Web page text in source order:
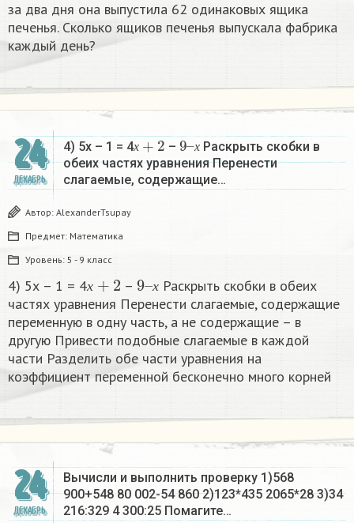
за два дня она выпустила 62 одинаковых ящика
печенья. Сколько ящиков печенья выпускала фабрика
каждый день?
24
ДЕКАБРЬ
4) 5х – 1 = 4х
х+2
– х
9–
х
Раскрыть скобки в
обеих частях уравнения Перенести
слагаемые, содержащие…
Автор: AlexanderTsupay
Предмет: Математика
Уровень: 5 - 9 класс
4) 5х – 1 = 4х – х
9х
Раскрыть скобки в обеих
частях уравнения Перенести слагаемые, содержащие
переменную в одну часть, а не содержащие – в
другую Привести подобные слагаемые в каждой
части Разделить обе части уравнения на
коэффициент переменной бесконечно много корней​
24
ДЕКАБРЬ
Вычисли и выполнить проверку 1)568
900+548 80 002-54 860 2)123*435 2065*28 3)34
216:329 4 300:25 Помагите…